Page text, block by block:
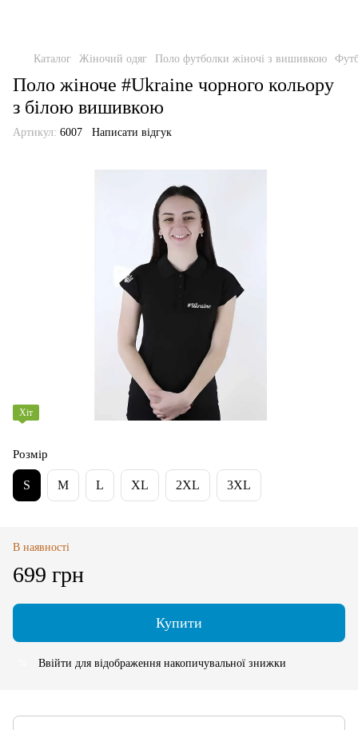
Каталог Жіночий одяг Поло футболки жіночі з вишивкою
Поло жіноче #Ukraine чорного кольору
з білою вишивкою
Артикул: 6007 Написати відгук
Хіт
Розмір
S M L XL 2XL 3XL
В наявності
699 грн
Купити
Ввійти для відображення накопичувальної знижки